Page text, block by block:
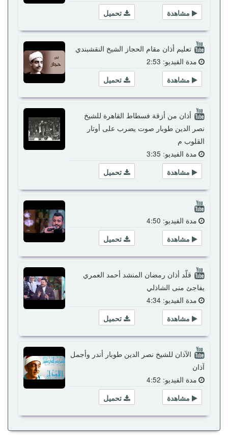
تحميل
مشاهدة
تعليم أذان مقام الحجاز الشيخ النقشبندي
مدة الفيديو: 2:53
تحميل
مشاهدة
أذان من أزقة فسطاط القاهرة للشيخ
نصر الدين طوبار صوت يضرب على أوتار
القلوب م
مدة الفيديو: 3:35
تحميل
مشاهدة
مدة الفيديو: 4:50
تحميل
مشاهدة
قلّد أذان رمضان المنشد أحمد العمري
يفاجئ منى الشاذلي
مدة الفيديو: 4:34
تحميل
مشاهدة
الآذان للشيخ نصر الدين طوبار أندر وأجمل
آذان
مدة الفيديو: 4:52
تحميل
مشاهدة